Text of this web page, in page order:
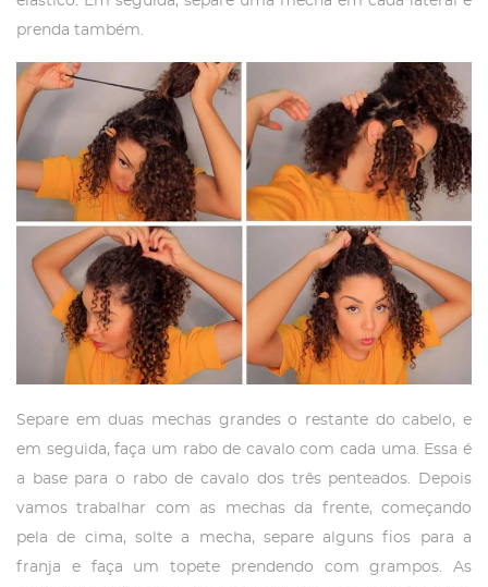
prenda também.
Separe em duas mechas grandes o restante do cabelo, e
em seguida, faça um rabo de cavalo com cada uma. Essa é
a base para o rabo de cavalo dos três penteados. Depois
vamos trabalhar com as mechas da frente, começando
pela de cima, solte a mecha, separe alguns fios para a
franja e faça um topete prendendo com grampos. As